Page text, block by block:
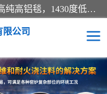
1260卷毡针刺毯，1360标准高纯高铝毯，1430度低锆锆铝含锆毯，普通挡渣棉卷毡，防火纸、挡火板、隔热垫片模块、棉块、折叠块、散棉高温固化剂价格规格密度多少钱图片视频立方平米参数指标
公司
硅酸铝纤维纸